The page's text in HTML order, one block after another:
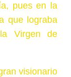
pues en la
que lograba
Virgen de
visionario